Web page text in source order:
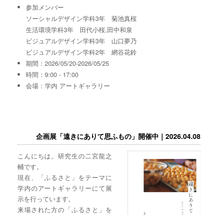
参加メンバー
ソーシャルデザイン学科3年 菊池真桜
生活環境学科3年 田代小桜,田中和泉
ビジュアルデザイン学科3年 山口夢乃
ビジュアルデザイン学科2年 網谷花鈴
期間：2026/05/20-2026/05/25
時間：9:00 - 17:00
会場：学内 アートギャラリー
企画展「遠きにありて思ふもの」開催中｜2026.04.08
こんにちは。研究生の二宮龍之
輔です。
現在、「ふるさと」をテーマに
学内のアートギャラリーにて展
示を行っています。
来場された方の「ふるさと」を